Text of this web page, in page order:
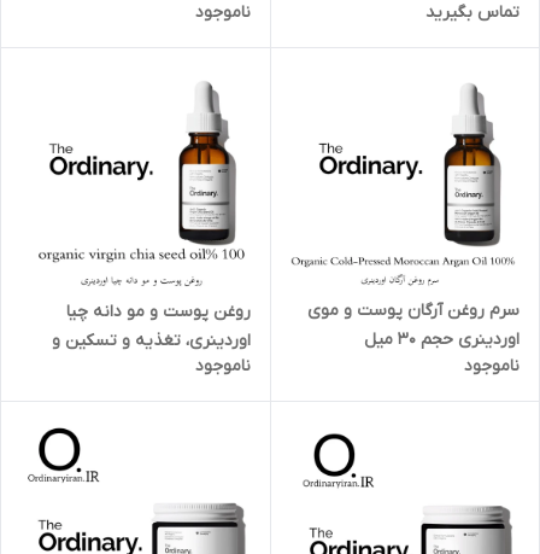
تماس بگیرید
ناموجود
سرم روغن آرگان پوست و موی
اوردینری حجم ۳۰ میل
ناموجود
روغن پوست و مو دانه چیا
اوردینری، تغذیه‌ و تسکین‌ و
درخشان‌کننده
ناموجود